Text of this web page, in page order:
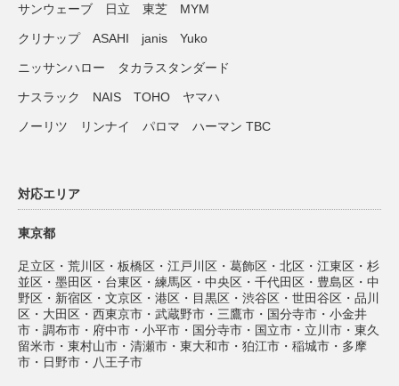
サンウェーブ 日立 東芝 MYM
クリナップ ASAHI janis Yuko
ニッサンハロー タカラスタンダード
ナスラック NAIS TOHO ヤマハ
ノーリツ リンナイ パロマ ハーマン TBC
対応エリア
東京都
足立区・荒川区・板橋区・江戸川区・葛飾区・北区・江東区・杉
並区・墨田区・台東区・練馬区・中央区・千代田区・豊島区・中
野区・新宿区・文京区・港区・目黒区・渋谷区・世田谷区・品川
区・大田区・西東京市・武蔵野市・三鷹市・国分寺市・小金井
市・調布市・府中市・小平市・国分寺市・国立市・立川市・東久
留米市・東村山市・清瀬市・東大和市・狛江市・稲城市・多摩
市・日野市・八王子市